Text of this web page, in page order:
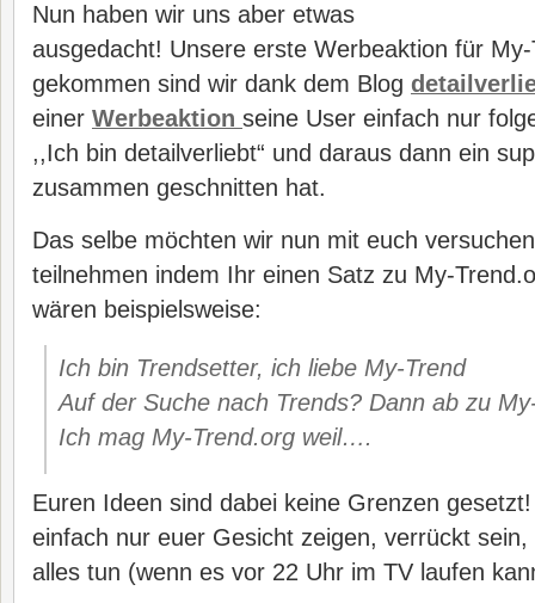
Nun haben wir uns aber etwas
ausgedacht! Unsere erste Werbeaktion für
gekommen sind wir dank dem Blog
einer Werbeaktion seine User einfach nur
,,Ich bin detailverliebt“ und daraus dann ein
zusammen geschnitten hat.
Das selbe möchten wir nun mit euch
teilnehmen indem Ihr einen Satz zu My-
wären beispielsweise:
Ich bin Trendsetter, ich liebe My-Trend
Auf der Suche nach Trends? Dann ab zu
Ich mag My-Trend.org weil….
Euren Ideen sind dabei keine Grenzen
einfach nur euer Gesicht zeigen, verrückt
alles tun (wenn es vor 22 Uhr im TV laufen